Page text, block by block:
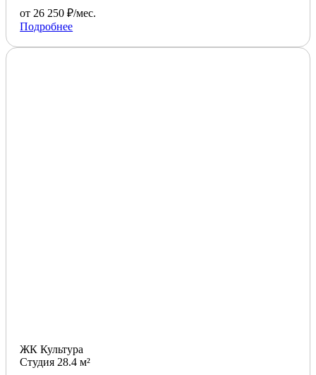
от 26 250 ₽/мес.
Подробнее
ЖК Культура
Студия 28.4 м²